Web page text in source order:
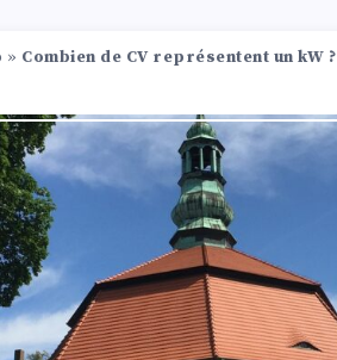
» Combien de CV représentent un kW